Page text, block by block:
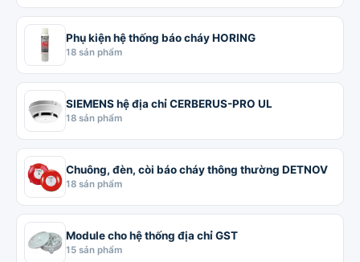
Phụ kiện hệ thống báo cháy HORING
18 sản phẩm
SIEMENS hệ địa chỉ CERBERUS-PRO UL
18 sản phẩm
Chuông, đèn, còi báo cháy thông thường DETNOV
18 sản phẩm
Module cho hệ thống địa chỉ GST
15 sản phẩm